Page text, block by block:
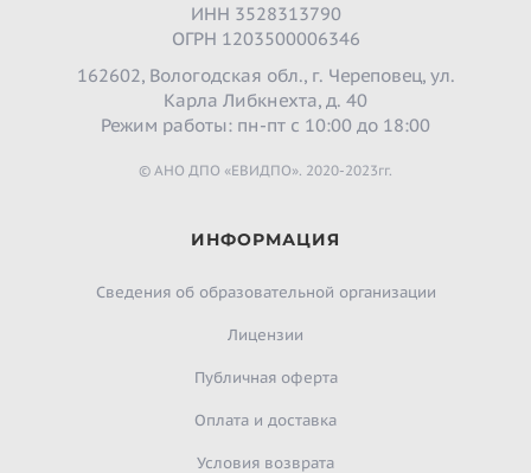
ИНН 3528313790
ОГРН 1203500006346
162602, Вологодская обл., г. Череповец, ул.
Карла Либкнехта, д. 40
Режим работы: пн-пт с 10:00 до 18:00
© АНО ДПО «ЕВИДПО». 2020-2023гг.
ИНФОРМАЦИЯ
Сведения об образовательной организации
Лицензии
Публичная оферта
Оплата и доставка
Условия возврата